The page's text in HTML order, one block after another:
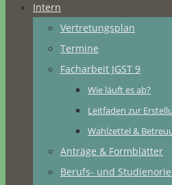
Intern
Vertretungsplan
Termine
Facharbeit JGST 9
Wie läuft es ab?
Leitfaden zur
Wahlzettel &
Anträge & Formblätter
Berufs- und